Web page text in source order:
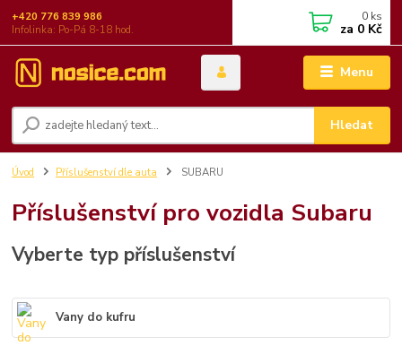
Menu
Hledat
+420 776 839 986
Infolinka: Po-Pá 8-18 hod.
0 ks
za 0 Kč
Úvod Příslušenství dle auta SUBARU
Příslušenství pro vozidla Subaru
Vyberte typ příslušenství
Vany do kufru